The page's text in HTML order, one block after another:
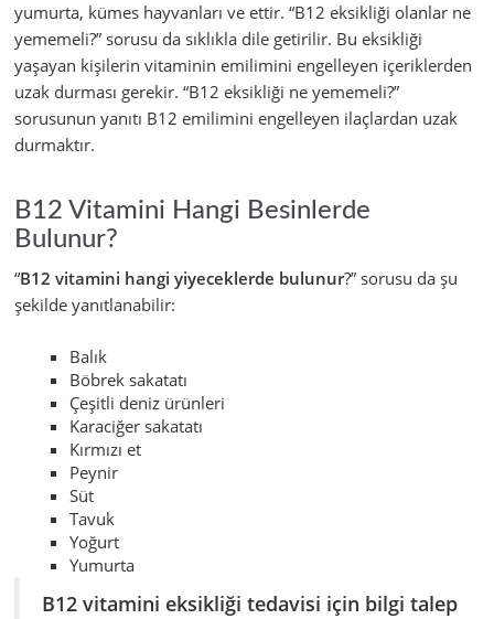
yumurta, kümes hayvanları ve ettir. “B12 eksikliği olanlar ne
yememeli?” sorusu da sıklıkla dile getirilir. Bu eksikliği
yaşayan kişilerin vitaminin emilimini engelleyen içeriklerden
uzak durması gerekir. “B12 eksikliği ne yememeli?”
sorusunun yanıtı B12 emilimini engelleyen ilaçlardan uzak
durmaktır.
B12 Vitamini Hangi Besinlerde
Bulunur?
“B12 vitamini hangi yiyeceklerde bulunur?” sorusu da şu
şekilde yanıtlanabilir:
Balık
Böbrek sakatatı
Çeşitli deniz ürünleri
Karaciğer sakatatı
Kırmızı et
Peynir
Süt
Tavuk
Yoğurt
Yumurta
B12 vitamini eksikliği tedavisi için bilgi talep